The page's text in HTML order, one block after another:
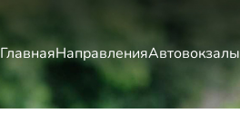
ГлавнаяНаправленияАвтовокзалы